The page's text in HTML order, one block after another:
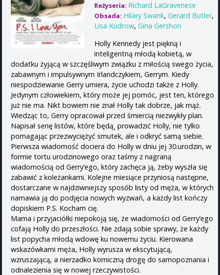
Reżyseria: Richard LaGravenese
Obsada: Hilary Swank, Gerard Butler,
Lisa Kudrow, Gina Gershon
Holly Kennedy jest piękną i
inteligentną młodą kobietą, w
dodatku żyjącą w szczęśliwym związku z miłością swego życia,
zabawnym i impulsywnym Irlandczykiem, Gerrym. Kiedy
niespodziewanie Gerry umiera, życie uchodzi także z Holly.
Jedynym człowiekiem, który może jej pomóc, jest ten, którego
już nie ma. Nikt bowiem nie znał Holly tak dobrze, jak mąż.
Wiedząc to, Gerry opracował przed śmiercią niezwykły plan.
Napisał serię listów, które będą˛ prowadzić Holly, nie tylko
pomagając przezwyciężyć smutek, ale i odkryć samą siebie.
Pierwsza wiadomość dociera do Holly w dniu jej 30.urodzin, w
formie tortu urodzinowego oraz taśmy z nagraną
wiadomością od Gerry’ego, który zachęca ją, żeby wyszła się
zabawić z koleżankami. Kolejne miesiące przyniosą następne,
dostarczane w najdziwniejszy sposób listy od męża, w których
namawia ją do podjęcia nowych wyzwań, a każdy list kończy
dopiskiem P.S. Kocham cię.
Mama i przyjaciółki niepokoją się, że wiadomości od Gerry’ego
cofają Holly do przeszłości. Nie zdają sobie sprawy, że każdy
list popycha młodą wdowę ku nowemu życiu. Kierowana
wskazówkami męża, Holly wyrusza w ekscytującą,
wzruszającą, a nierzadko komiczną drogę do samopoznania i
odnalezienia się w nowej rzeczywistości.